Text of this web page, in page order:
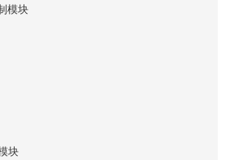
模块
块